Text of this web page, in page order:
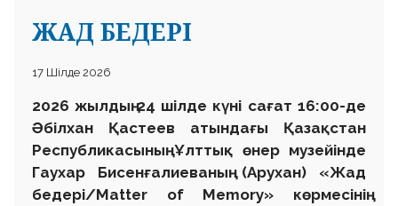
ЖАД БЕДЕРІ
17 Шілде 2026
2026 жылдың 24 шілде күні сағат 16:00-де
Әбілхан Қастеев атындағы Қазақстан
Республикасының Ұлттық өнер музейінде
Гаухар Бисенғалиеваның (Арухан) «Жад
бедері/Matter of Memory» көрмесінің